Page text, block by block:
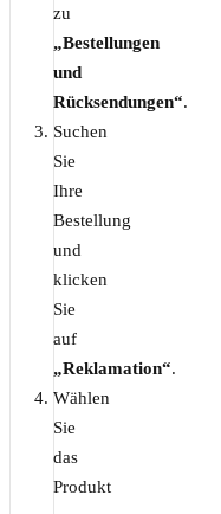
zu
„Bestellungen
und
Rücksendungen“.
Suchen
Sie
Ihre
Bestellung
und
klicken
Sie
auf
„Reklamation“.
Wählen
Sie
das
Produkt